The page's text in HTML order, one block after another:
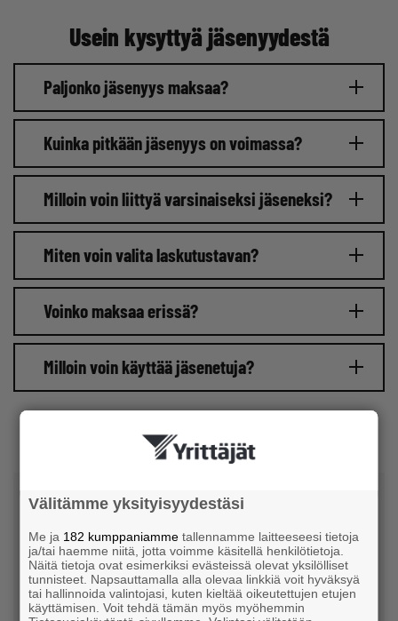
Usein kysyttyä jäsenyydestä
Paljonko jäsenyys maksaa?
Kuinka pitkään jäsenyys on voimassa?
Milloin voin liittyä varsinaiseksi jäseneksi?
Miten voin valita laskutustavan?
Voinko maksaa erissä?
Milloin voin käyttää jäsenetuja?
Tee hyvä päätös ja liity
Välitämme yksityisyydestäsi
Me ja 182 kumppaniamme tallennamme laitteeseesi tietoja
ja/tai haemme niitä, jotta voimme käsitellä henkilötietoja.
Näitä tietoja ovat esimerkiksi evästeissä olevat yksilölliset
tunnisteet. Napsauttamalla alla olevaa linkkiä voit hyväksyä
tai hallinnoida valintojasi, kuten kieltää oikeutettujen etujen
käyttämisen. Voit tehdä tämän myös myöhemmin